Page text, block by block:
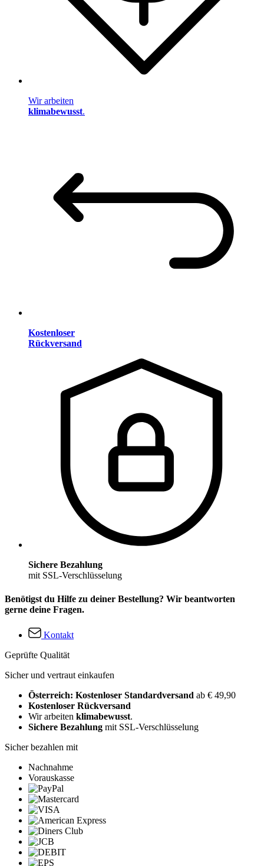
Wir arbeiten
klimabewusst.
Kostenloser
Rückversand
Sichere Bezahlung
mit SSL-Verschlüsselung
Benötigst du Hilfe zu deiner Bestellung? Wir beantworten
gerne deine Fragen.
Kontakt
Geprüfte Qualität
Sicher und vertraut einkaufen
Österreich: Kostenloser Standardversand ab € 49,90
Kostenloser Rückversand
Wir arbeiten klimabewusst.
Sichere Bezahlung mit SSL-Verschlüsselung
Sicher bezahlen mit
Nachnahme
Vorauskasse